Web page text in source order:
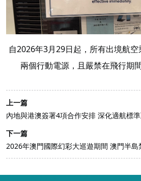
自2026年3月29日起，所有出境航
兩個行動電源，且嚴禁在飛行期
上一篇
內地與港澳簽署4項合作安排 深化適航標
下一篇
2026年澳門國際幻彩大巡遊期間 澳門半島